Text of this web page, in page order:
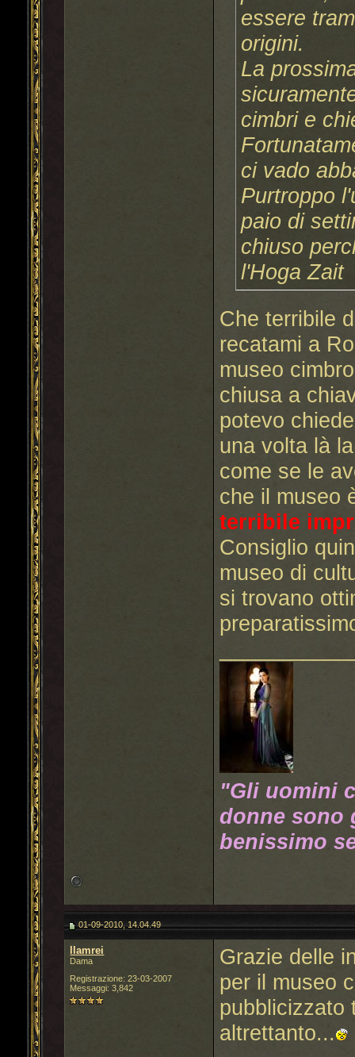
essere
origini.
La
cimbri e
ci vado
Purtroppo
paio di
chiuso
l'Hoga Zait
Che terribile
recatami a
museo
chiusa a
potevo
una volta là
come se le
che il museo
terribile
Consiglio
museo di
si trovano
"Gli uomini
donne sono
benissimo
01-09-2010, 14.04.49
llamrei
Dama
Registrazione: 23-03-2007
Messaggi: 3,842
Grazie delle
per il museo
pubblicizzato
altrettanto...